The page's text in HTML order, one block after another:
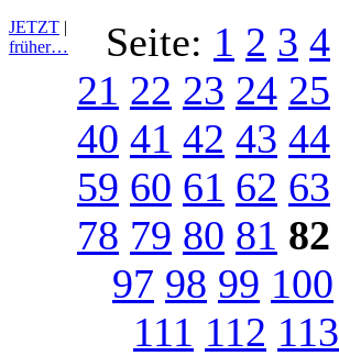
JETZT |
früher…
Seite: 1 2 3 4
21 22 23 24 25
40 41 42 43 44
59 60 61 62 63
78 79 80 81 82
97 98 99 100
111 112 113